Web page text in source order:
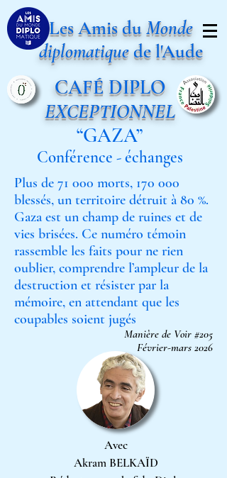
Les Amis duMonde
diplomatiquede l'Aude
CAFÉ DIPLO
EXCEPTIONNEL
“GAZA”
Conférence - échanges
Plus de 71 000 morts, 170 000
blessés, un territoire détruit à 80 %.
Gaza est un champ de ruines et de
vies brisées. Ce numéro témoin
rassemble les faits pour ne rien
oublier, comprendre l’ampleur de la
destruction et résister par la
mémoire, en attendant que les
coupables soient jugés
Manière de Voir #205
Février-mars 2026
Avec
Akram BELKAÏD